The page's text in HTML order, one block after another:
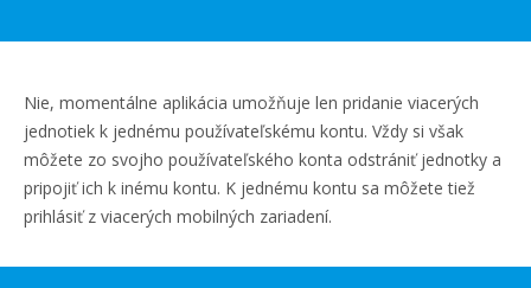
Nie, momentálne aplikácia umožňuje len pridanie viacerých
jednotiek k jednému používateľskému kontu. Vždy si však
môžete zo svojho používateľského konta odstrániť jednotky a
pripojiť ich k inému kontu. K jednému kontu sa môžete tiež
prihlásiť z viacerých mobilných zariadení.